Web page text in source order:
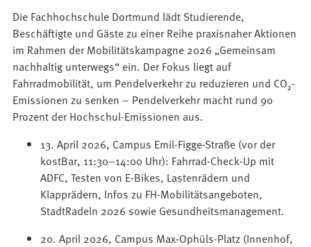
Die Fachhochschule Dortmund lädt Studierende,
Beschäftigte und Gäste zu einer Reihe praxisnaher Aktionen
im Rahmen der Mobilitätskampagne 2026 „Gemeinsam
nachhaltig unterwegs“ ein. Der Fokus liegt auf
Fahrradmobilität, um Pendelverkehr zu reduzieren und CO₂-
Emissionen zu senken – Pendelverkehr macht rund 90
Prozent der Hochschul-Emissionen aus.​
13. April 2026, Campus Emil-Figge-Straße (vor der
kostBar, 11:30–14:00 Uhr): Fahrrad-Check-Up mit
ADFC, Testen von E-Bikes, Lastenrädern und
Klapprädern, Infos zu FH-Mobilitätsangeboten,
StadtRadeln 2026 sowie Gesundheitsmanagement.
20. April 2026, Campus Max-Ophüls-Platz (Innenhof,